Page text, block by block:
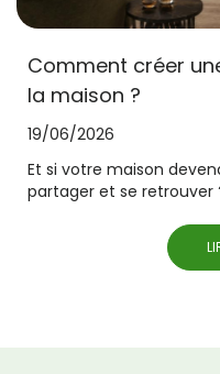
Comment créer
la maison ?
19/06/2026
Et si votre maison
partager et se retrouver